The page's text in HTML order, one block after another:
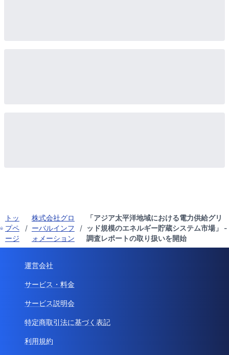
トッ
プペ
ージ
/
株式会社グロ
ーバルインフ
ォメーション
/
「アジア太平洋地域における電力供給グリ
ッド規模のエネルギー貯蔵システム市場」 -
調査レポートの取り扱いを開始
運営会社
サービス・料金
サービス説明会
特定商取引法に基づく表記
利用規約